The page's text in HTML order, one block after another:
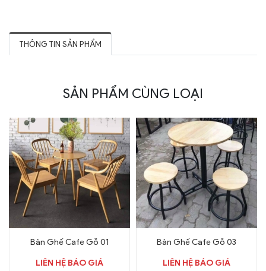
THÔNG TIN SẢN PHẨM
SẢN PHẨM CÙNG LOẠI
Bàn Ghế Cafe Gỗ 01
LIÊN HỆ BÁO GIÁ
Bàn Ghế Cafe Gỗ 03
LIÊN HỆ BÁO GIÁ